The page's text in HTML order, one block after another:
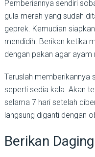
Pemberiannya sendiri
gula merah yang sudah
geprek. Kemudian
mendidih. Berikan ketika
dengan pakan agar ayam
Teruslah memberikannya
seperti sedia kala. Akan
selama 7 hari setelah
langsung diganti dengan
Berikan